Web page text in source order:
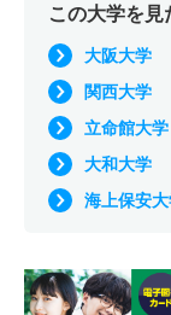
この大学を
大阪大学
関西大学
立命館大学
大和大学
海上保安